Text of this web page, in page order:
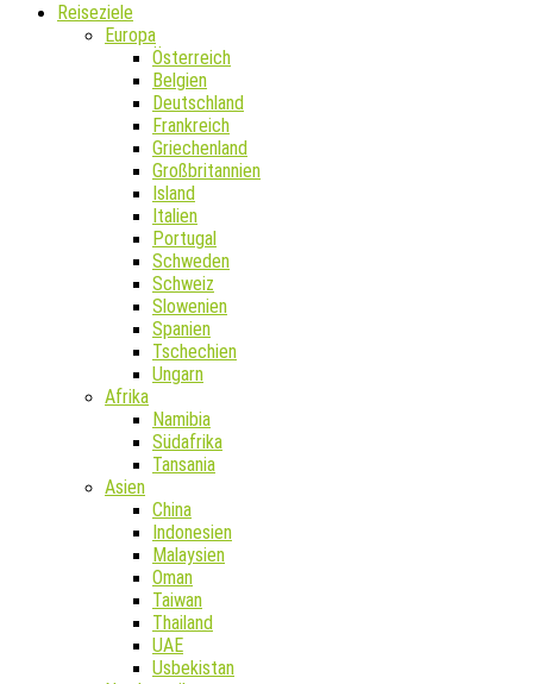
Reiseziele
Europa
Österreich
Belgien
Deutschland
Frankreich
Griechenland
Großbritannien
Island
Italien
Portugal
Schweden
Schweiz
Slowenien
Spanien
Tschechien
Ungarn
Afrika
Namibia
Südafrika
Tansania
Asien
China
Indonesien
Malaysien
Oman
Taiwan
Thailand
UAE
Usbekistan